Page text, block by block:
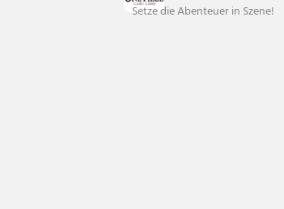
Setze die Abenteuer in Szene!